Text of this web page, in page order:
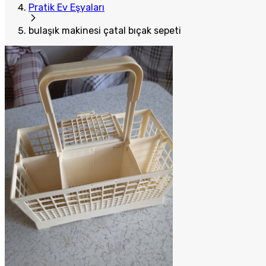
Pratik Ev Eşyaları
bulaşık makinesi çatal bıçak sepeti